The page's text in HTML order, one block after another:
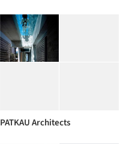
PATKAU Architects